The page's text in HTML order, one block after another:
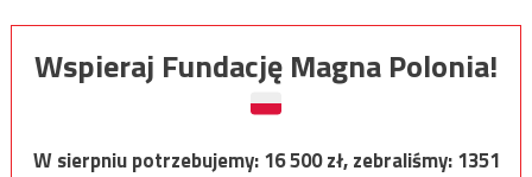
Wspieraj Fundację Magna Polonia!
W sierpniu potrzebujemy:16 500zł, zebraliśmy:1351